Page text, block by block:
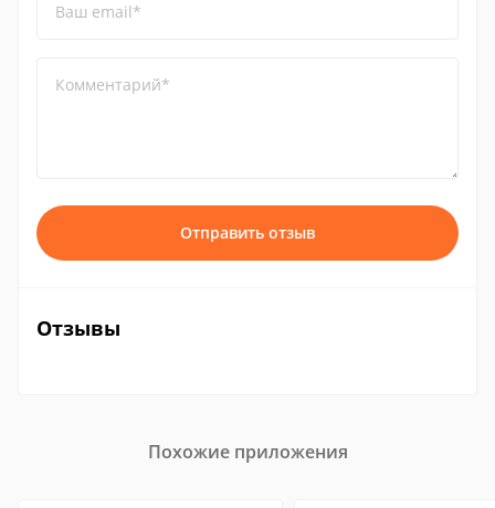
Ваш email*
Комментарий*
Отправить отзыв
Отзывы
Похожие приложения